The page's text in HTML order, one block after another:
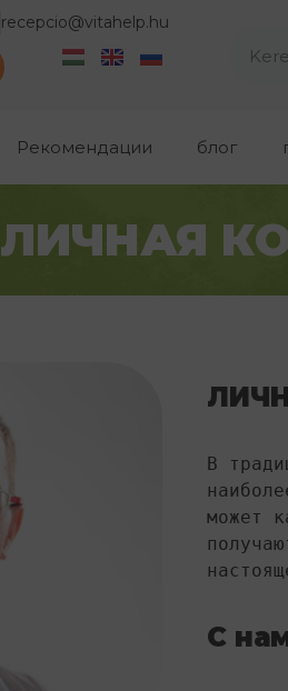
recepcio@vitahelp.hu
Рекомендации блог
ЛИЧНАЯ
В
может
С